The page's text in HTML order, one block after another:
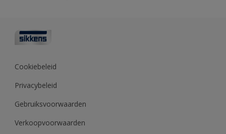
Polyfilla Pro
Sikkens Center
Kleurcollecties
Kennisbank
Cookiebeleid
Privacybeleid
Gebruiksvoorwaarden
Verkoopvoorwaarden